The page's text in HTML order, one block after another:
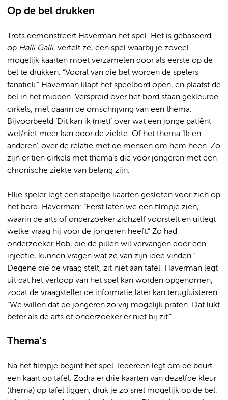
Op de bel drukken
Trots demonstreert Haverman het spel. Het is gebaseerd
op Halli Galli, vertelt ze, een spel waarbij je zoveel
mogelijk kaarten moet verzamelen door als eerste op de
bel te drukken. “Vooral van die bel worden de spelers
fanatiek.” Haverman klapt het speelbord open, en plaatst de
bel in het midden. Verspreid over het bord staan gekleurde
cirkels, met daarin de omschrijving van een thema.
Bijvoorbeeld ‘Dit kan ik (niet)’ over wat een jonge patiënt
wel/niet meer kan door de ziekte. Of het thema ‘Ik en
anderen’, over de relatie met de mensen om hem heen. Zo
zijn er tien cirkels met thema’s die voor jongeren met een
chronische ziekte van belang zijn.
Elke speler legt een stapeltje kaarten gesloten voor zich op
het bord. Haverman: “Eerst laten we een filmpje zien,
waarin de arts of onderzoeker zichzelf voorstelt en uitlegt
welke vraag hij voor de jongeren heeft.” Zo had
onderzoeker Bob, die de pillen wil vervangen door een
injectie, kunnen vragen wat ze van zijn idee vinden.”
Degene die de vraag stelt, zit niet aan tafel. Haverman legt
uit dat het verloop van het spel kan worden opgenomen,
zodat de vraagsteller de informatie later kan terugluisteren.
“We willen dat de jongeren zo vrij mogelijk praten. Dat lukt
beter als de arts of onderzoeker er niet bij zit.”
Thema's
Na het filmpje begint het spel. Iedereen legt om de beurt
een kaart op tafel. Zodra er drie kaarten van dezelfde kleur
(thema) op tafel liggen, druk je zo snel mogelijk op de bel.